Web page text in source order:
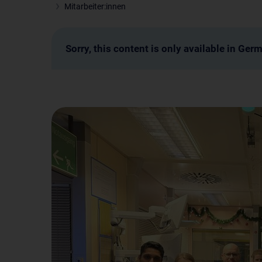
Mitarbeiter:innen
Sorry, this content is only available in